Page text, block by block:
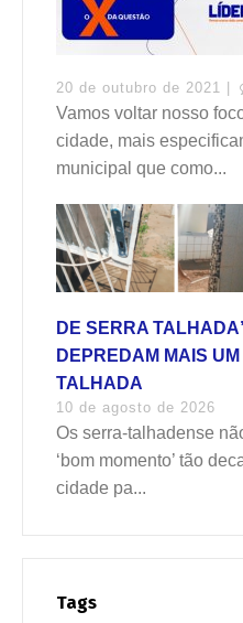
20 de outubro de 2021 |
Vamos voltar nosso
cidade, mais
municipal que como...
DE SERRA
DEPREDAM MAIS
TALHADA
10 de agosto de 2026
Os serra-talhadense
‘bom momento’ tão
cidade pa...
Tags